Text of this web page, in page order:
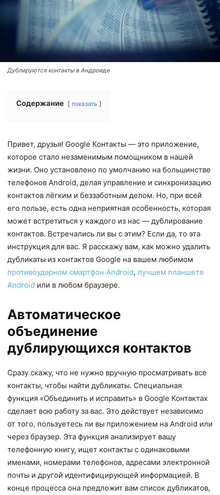
Дублируются контакты в Андроиде
Содержание показать
Привет, друзья! Google Контакты — это приложение,
которое стало незаменимым помощником в нашей
жизни. Оно установлено по умолчанию на большинстве
телефонов Android, делая управление и синхронизацию
контактов лёгким и беззаботным делом. Но, при всей
его пользе, есть одна неприятная особенность, которая
может встретиться у каждого из нас — дублирование
контактов. Встречались ли вы с этим? Если да, то эта
инструкция для вас. Я расскажу вам, как можно удалить
дубликаты из контактов Google на вашем любимом
противоударном смартфон Android, лучшем планшете
Android или в любом браузере.
Автоматическое
объединение
дублирующихся контактов
Сразу скажу, что не нужно вручную просматривать все
контакты, чтобы найти дубликаты. Специальная
функция «Объединить и исправить» в Google Контактах
сделает всю работу за вас. Это действует независимо
от того, пользуетесь ли вы приложением на Android или
через браузер. Эта функция анализирует вашу
телефонную книгу, ищет контакты с одинаковыми
именами, номерами телефонов, адресами электронной
почты и другой идентифицирующей информацией. В
конце процесса она предложит вам список дубликатов,